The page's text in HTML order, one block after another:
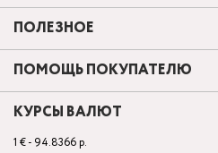
ПОЛЕЗНОЕ
ПОМОЩЬ ПОКУПАТЕЛЮ
КУРСЫ ВАЛЮТ
1 € - 94.8366 р.